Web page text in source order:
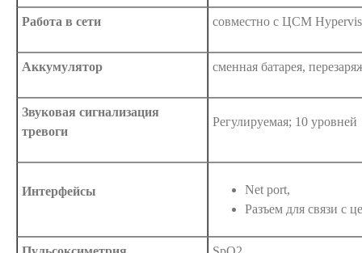
Работа в сети совместно с ЦСМ
Аккумулятор сменная батарея,
Звуковая сигнализация
тревоги
Регулируемая; 10 уровней
Интерфейсы
Net port,
Разъем для связи с